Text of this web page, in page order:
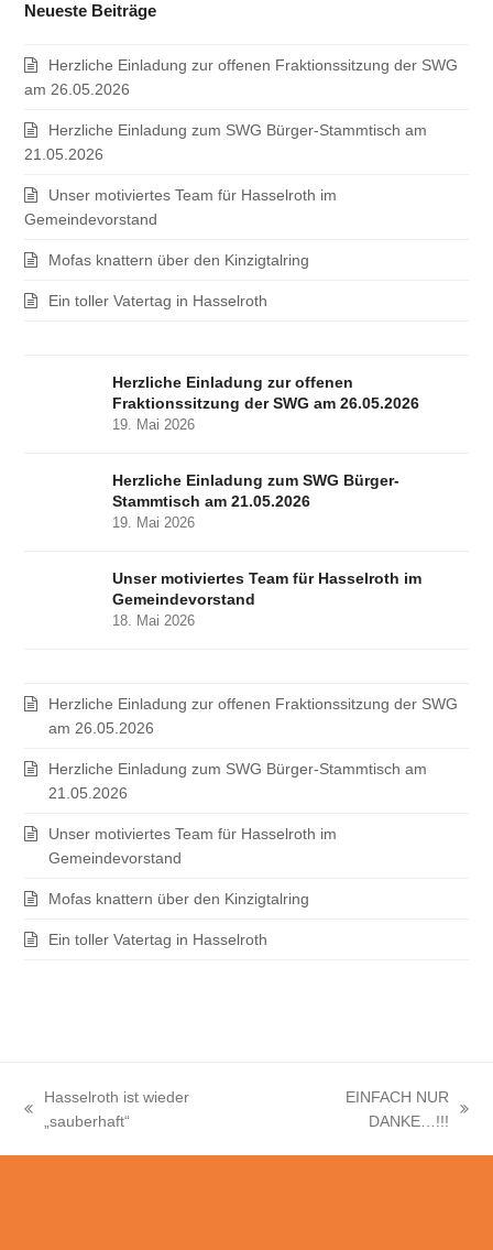
Neueste Beiträge
Herzliche Einladung zur offenen Fraktionssitzung der SWG
am 26.05.2026
Herzliche Einladung zum SWG Bürger-Stammtisch am
21.05.2026
Unser motiviertes Team für Hasselroth im
Gemeindevorstand
Mofas knattern über den Kinzigtalring
Ein toller Vatertag in Hasselroth
Herzliche Einladung zur offenen
Fraktionssitzung der SWG am 26.05.2026
19. Mai 2026
Herzliche Einladung zum SWG Bürger-
Stammtisch am 21.05.2026
19. Mai 2026
Unser motiviertes Team für Hasselroth im
Gemeindevorstand
18. Mai 2026
Herzliche Einladung zur offenen Fraktionssitzung der SWG
am 26.05.2026
Herzliche Einladung zum SWG Bürger-Stammtisch am
21.05.2026
Unser motiviertes Team für Hasselroth im
Gemeindevorstand
Mofas knattern über den Kinzigtalring
Ein toller Vatertag in Hasselroth
vorheriger
Hasselroth ist wieder
„sauberhaft“
EINFACH NUR
DANKE…!!!